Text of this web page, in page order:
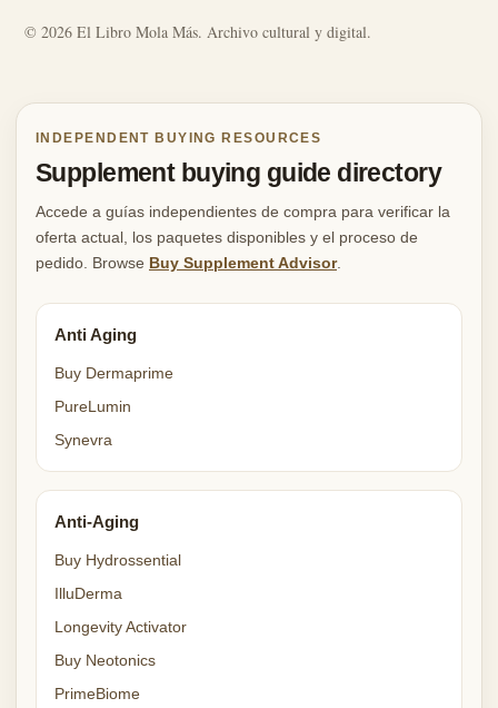
© 2026 El Libro Mola Más. Archivo cultural y digital.
INDEPENDENT BUYING RESOURCES
Supplement buying guide directory
Accede a guías independientes de compra para verificar la
oferta actual, los paquetes disponibles y el proceso de
pedido. Browse Buy Supplement Advisor.
Anti Aging
Buy Dermaprime
PureLumin
Synevra
Anti-Aging
Buy Hydrossential
IlluDerma
Longevity Activator
Buy Neotonics
PrimeBiome